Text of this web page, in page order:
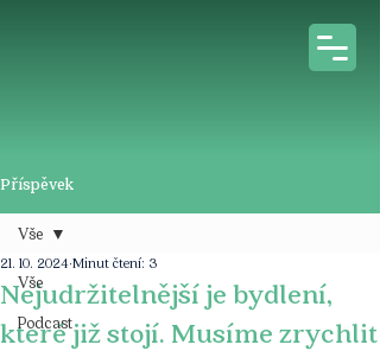
Příspěvek
Vše
Podcast
Vše
Nejudržitelnější je bydlení,
které již stojí. Musíme zrychlit
21. 10. 2024 Minut čtení: 3